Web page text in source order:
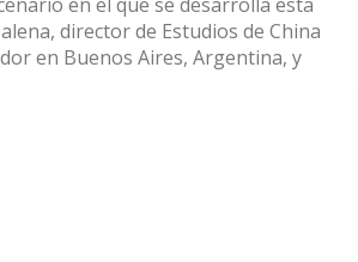
director de Estudios de China
en Buenos Aires, Argentina, y